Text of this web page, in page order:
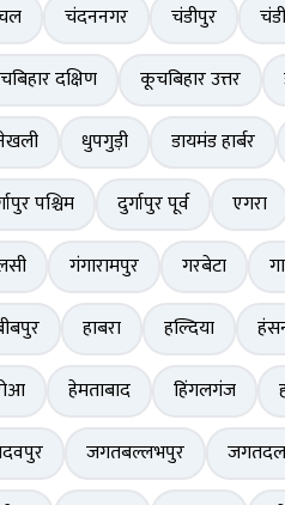
चंदननगर चंडीपुर
दक्षिण
कूचबिहार उत्तर
धुपगुड़ी डायमंड हार्बर
पश्चिम
दुर्गापुर पूर्व एगरा
गंगारामपुर गरबेटा
हाबरा हल्दिया
हेमताबाद हिंगलगंज
जगतबल्लभपुर जगतदल